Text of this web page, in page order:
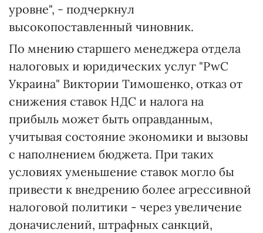
уровне", - подчеркнул
высокопоставленный чиновник.
По мнению старшего менеджера отдела
налоговых и юридических услуг "PwC
Украина" Виктории Тимошенко, отказ от
снижения ставок НДС и налога на
прибыль может быть оправданным,
учитывая состояние экономики и вызовы
с наполнением бюджета. При таких
условиях уменьшение ставок могло бы
привести к внедрению более агрессивной
налоговой политики - через увеличение
доначислений, штрафных санкций,